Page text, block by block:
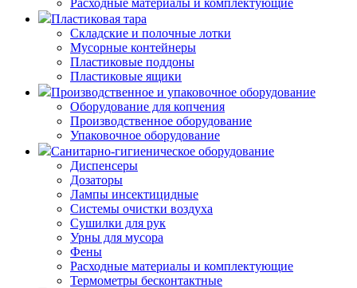
Пластиковая тара
Складские и полочные лотки
Мусорные контейнеры
Пластиковые поддоны
Пластиковые ящики
Производственное и упаковочное оборудование
Оборудование для копчения
Производственное оборудование
Упаковочное оборудование
Санитарно-гигиеническое оборудование
Диспенсеры
Дозаторы
Лампы инсектицидные
Системы очистки воздуха
Сушилки для рук
Урны для мусора
Фены
Расходные материалы и комплектующие
Термометры бесконтактные